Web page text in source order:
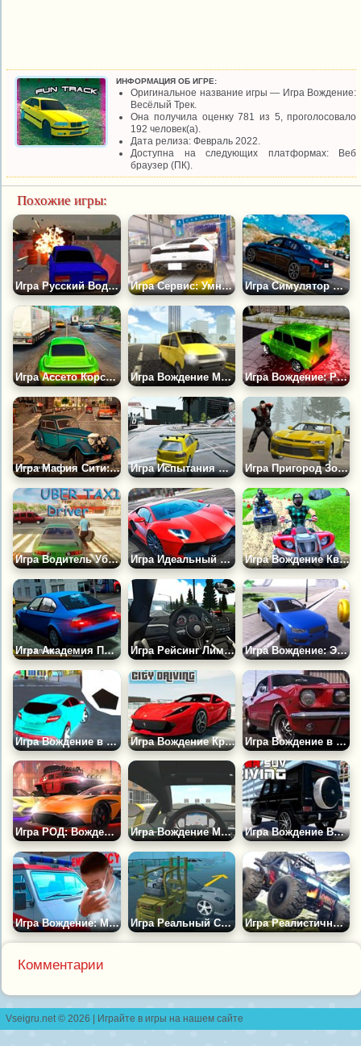
ИНФОРМАЦИЯ ОБ ИГРЕ:
Оригинальное название игры — Игра Вождение:
Весёлый Трек.
Она получила оценку 781 из 5, проголосовало
192 человек(а).
Дата релиза: Февраль 2022.
Доступна на следующих платформах: Веб
браузер (ПК).
Похожие игры:
Игра Русский Водитель Жигулей Игра Сервис: Умная Автомойка Игра Симулятор Бэхи
Игра Ассето Корса: Шашки По Городу Игра Вождение Микроавтобуса 3Д Игра Вождение: Русский Джип УАЗ 4х4
Игра Мафия Сити: Симулятор Вождения Игра Испытания Вождения в Городе Игра Пригород Зомби Вождение
Игра Водитель Убер Такси 3Д Игра Идеальный Симулятор Вождения Автомобиля Игра Вождение Квадроцикла по Внедорожью
Игра Академия Профессиональных Водителей Игра Рейсинг Лимитс Игра Вождение: Экстремальные Трюки
Игра Вождение в Кибер Городе Игра Вождение Крутых Тачек в Мегаполисе Игра Вождение в Ирландии
Игра РОД: Вождение Автомобиля Игра Вождение Машин в Настоящем Городе 2 Игра Вождение Внедорожников 3Д
Игра Вождение: Миссия Коронавирус Игра Реальный Симулятор Вождения Погрузчика Игра Реалистичный Водитель Багги
Комментарии
Vseigru.net © 2026 | Играйте в игры на нашем сайте